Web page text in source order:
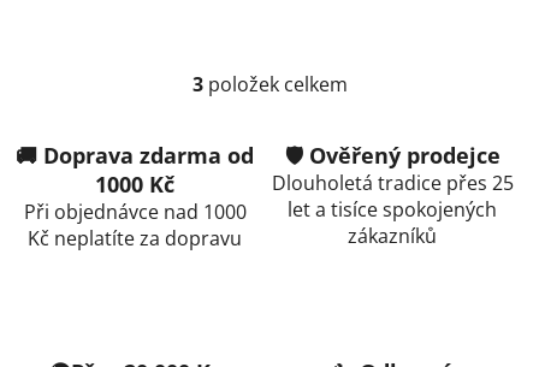
O
á
d
3položek celkem
🚚 Doprava zdarma od
1000 Kč
Při objednávce nad 1000
Kč neplatíte za dopravu
🛡️ Ověřený prodejce
Dlouholetá tradice přes 25
let a tisíce spokojených
zákazníků